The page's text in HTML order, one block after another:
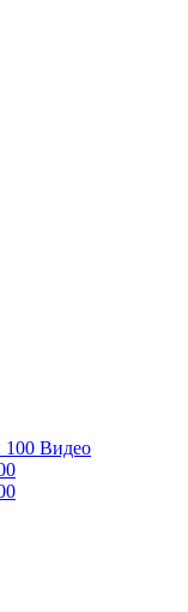
Видео